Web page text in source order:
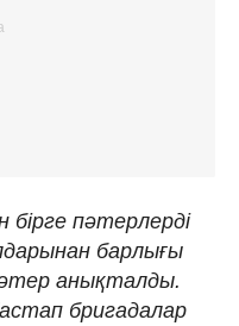
бірге пәтерлерді
барлығы
анықталды.
бригадалар